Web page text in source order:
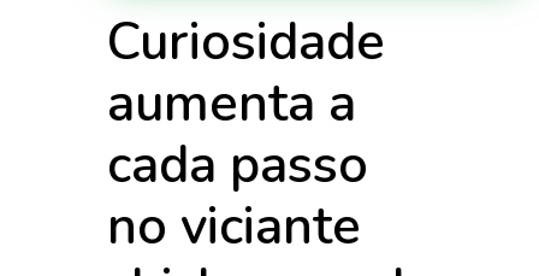
Curiosidade
aumenta a
cada passo
no viciante